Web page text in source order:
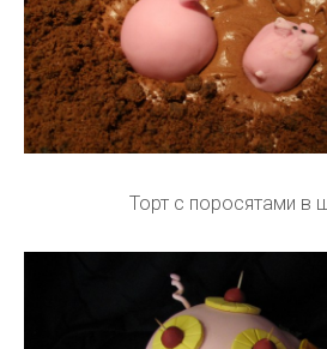
Торт с поросятами в